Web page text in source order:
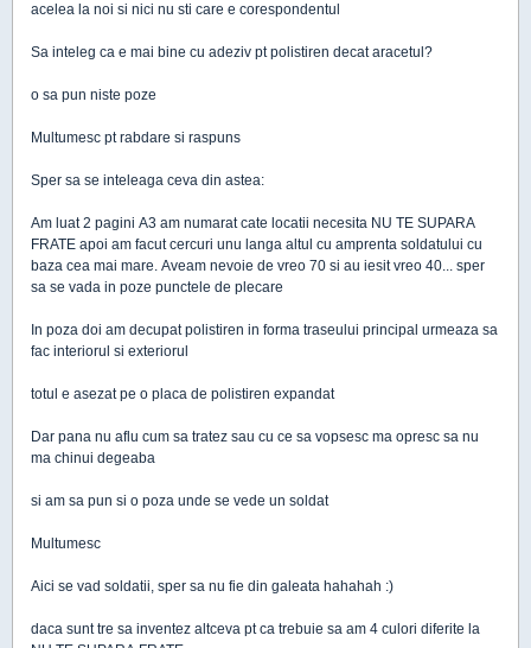
acelea la noi si nici nu sti care e corespondentul
Sa inteleg ca e mai bine cu adeziv pt polistiren decat aracetul?
o sa pun niste poze
Multumesc pt rabdare si raspuns
Sper sa se inteleaga ceva din astea:
Am luat 2 pagini A3 am numarat cate locatii necesita NU TE SUPARA
FRATE apoi am facut cercuri unu langa altul cu amprenta soldatului cu
baza cea mai mare. Aveam nevoie de vreo 70 si au iesit vreo 40... sper
sa se vada in poze punctele de plecare
In poza doi am decupat polistiren in forma traseului principal urmeaza sa
fac interiorul si exteriorul
totul e asezat pe o placa de polistiren expandat
Dar pana nu aflu cum sa tratez sau cu ce sa vopsesc ma opresc sa nu
ma chinui degeaba
si am sa pun si o poza unde se vede un soldat
Multumesc
Aici se vad soldatii, sper sa nu fie din galeata hahahah :)
daca sunt tre sa inventez altceva pt ca trebuie sa am 4 culori diferite la